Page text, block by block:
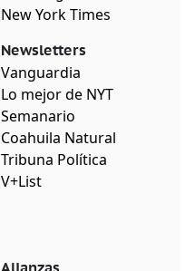
New York Times
Newsletters
Vanguardia
Lo mejor de NYT
Semanario
Coahuila Natural
Tribuna Política
V+List